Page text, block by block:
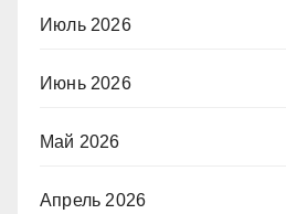
Июль 2026
Июнь 2026
Май 2026
Апрель 2026